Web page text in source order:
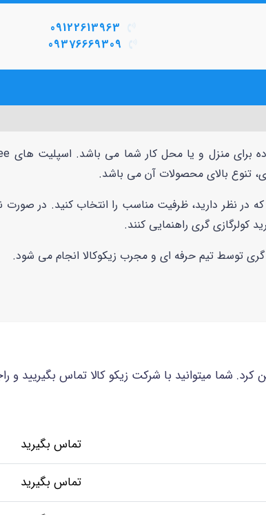
09122613963
09376669309
تنوع بالای محصولات آن می باشد.
نظر دارید، ظرفیت مناسب را انتخاب کنید. در صورت
کولرگازی گری راهنمایی کنند.
توسط تیم حرفه ای و مجرب زیکوکالا انجام می شود.
شما میتوانید با شرکت زیکو کالا تماس بگیریید و
تماس بگیرید
تماس بگیرید